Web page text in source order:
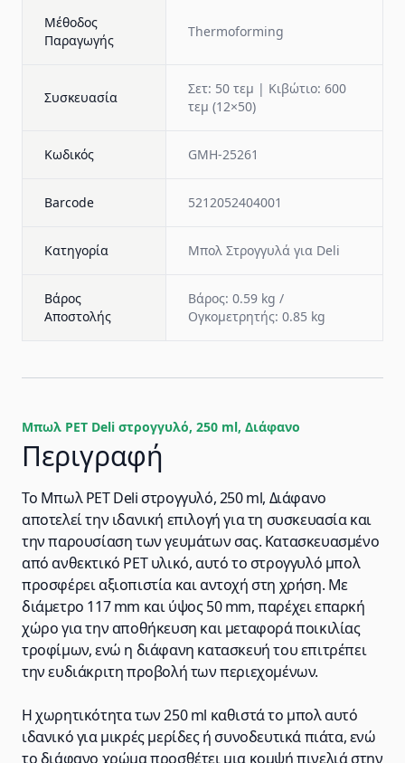
Μέθοδος
Παραγωγής
Thermoforming
Συσκευασία
Σετ: 50 τεμ | Κιβώτιο: 600
τεμ (12×50)
Κωδικός GMH-25261
Barcode 5212052404001
Κατηγορία Μπολ Στρογγυλά για Deli
Βάρος
Αποστολής
Βάρος: 0.59 kg /
Ογκομετρητής: 0.85 kg
Μπωλ PET Deli στρογγυλό, 250 ml, Διάφανο
Περιγραφή
Το Μπωλ PET Deli στρογγυλό, 250 ml, Διάφανο
αποτελεί την ιδανική επιλογή για τη συσκευασία και
την παρουσίαση των γευμάτων σας. Κατασκευασμένο
από ανθεκτικό PET υλικό, αυτό το στρογγυλό μπολ
προσφέρει αξιοπιστία και αντοχή στη χρήση. Με
διάμετρο 117 mm και ύψος 50 mm, παρέχει επαρκή
χώρο για την αποθήκευση και μεταφορά ποικιλίας
τροφίμων, ενώ η διάφανη κατασκευή του επιτρέπει
την ευδιάκριτη προβολή των περιεχομένων.
Η χωρητικότητα των 250 ml καθιστά το μπολ αυτό
ιδανικό για μικρές μερίδες ή συνοδευτικά πιάτα, ενώ
το διάφανο χρώμα προσθέτει μια κομψή πινελιά στην